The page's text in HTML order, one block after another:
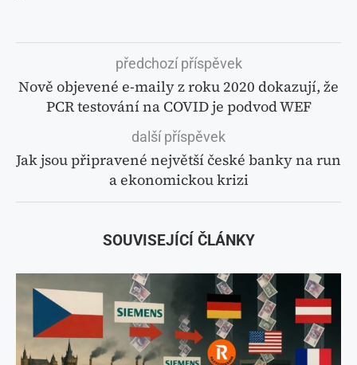
předchozí příspěvek
Nově objevené e-maily z roku 2020 dokazují, že
PCR testování na COVID je podvod WEF
další příspěvek
Jak jsou připravené největší české banky na run
a ekonomickou krizi
SOUVISEJÍCÍ ČLÁNKY